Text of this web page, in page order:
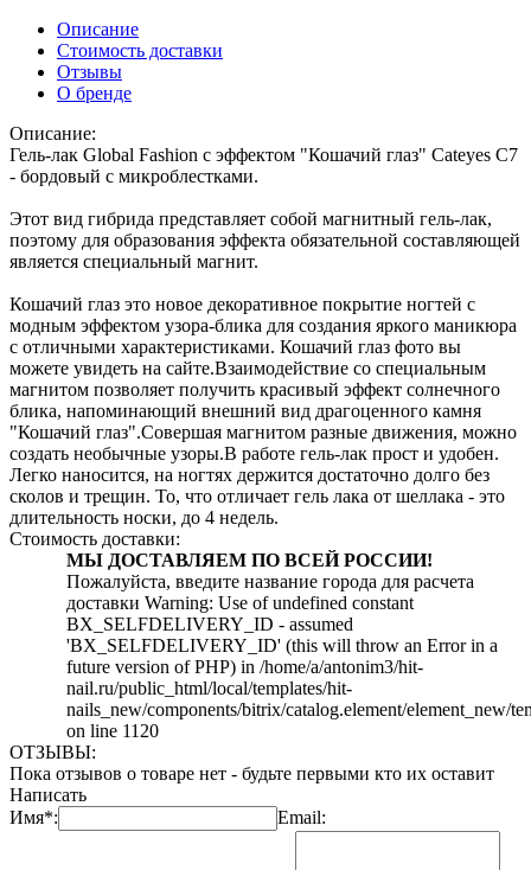
Описание
Стоимость доставки
Отзывы
О бренде
Описание:
Гель-лак Global Fashion с эффектом "Кошачий глаз" Cateyes С7
- бордовый с микроблестками.
Этот вид гибрида представляет собой магнитный гель-лак,
поэтому для образования эффекта обязательной составляющей
является специальный магнит.
Кошачий глаз это новое декоративное покрытие ногтей с
модным эффектом узора-блика для создания яркого маникюра
с отличными характеристиками. Кошачий глаз фото вы
можете увидеть на сайте.Взаимодействие со специальным
магнитом позволяет получить красивый эффект солнечного
блика, напоминающий внешний вид драгоценного камня
"Кошачий глаз".Совершая магнитом разные движения, можно
создать необычные узоры.В работе гель-лак прост и удобен.
Легко наносится, на ногтях держится достаточно долго без
сколов и трещин. То, что отличает гель лака от шеллака - это
длительность носки, до 4 недель.
Стоимость доставки:
МЫ ДОСТАВЛЯЕМ ПО ВСЕЙ РОССИИ!
Пожалуйста, введите название города для расчета
доставки Warning: Use of undefined constant
BX_SELFDELIVERY_ID - assumed
'BX_SELFDELIVERY_ID' (this will throw an Error in a
future version of PHP) in /home/a/antonim3/hit-
nail.ru/public_html/local/templates/hit-
nails_new/components/bitrix/catalog.element/element_new/
on line 1120
ОТЗЫВЫ:
Пока отзывов о товаре нет - будьте первыми кто их оставит
Написать
Имя*:
Email: